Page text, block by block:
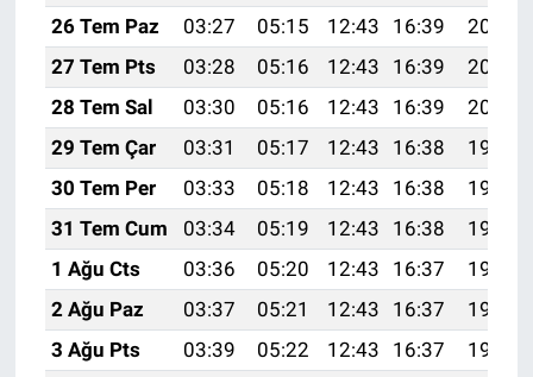
26 Tem Paz
03:27 05:15 12:43 16:39
20:02
27 Tem Pts
03:28 05:16 12:43 16:39
20:01
28 Tem Sal
03:30 05:16 12:43 16:39
20:00
29 Tem Çar
03:31 05:17 12:43 16:38
19:59
30 Tem Per
03:33 05:18 12:43 16:38
19:58
31 Tem Cum
03:34 05:19 12:43 16:38
19:57
1 Ağu Cts
03:36 05:20 12:43 16:37
19:56
2 Ağu Paz
03:37 05:21 12:43 16:37
19:55
3 Ağu Pts
03:39 05:22 12:43 16:37
19:54